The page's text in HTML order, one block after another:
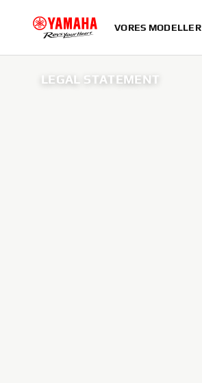
VORES MODELLER
LEGAL STATEMENT